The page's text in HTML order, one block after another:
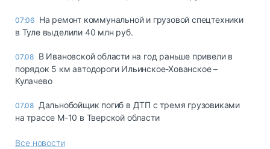
07:06 На ремонт коммунальной и грузовой спецтехники
в Туле выделили 40 млн руб.
07.08 В Ивановской области на год раньше привели в
порядок 5 км автодороги Ильинское-Хованское –
Кулачево
07.08 Дальнобойщик погиб в ДТП с тремя грузовиками
на трассе М-10 в Тверской области
Все новости